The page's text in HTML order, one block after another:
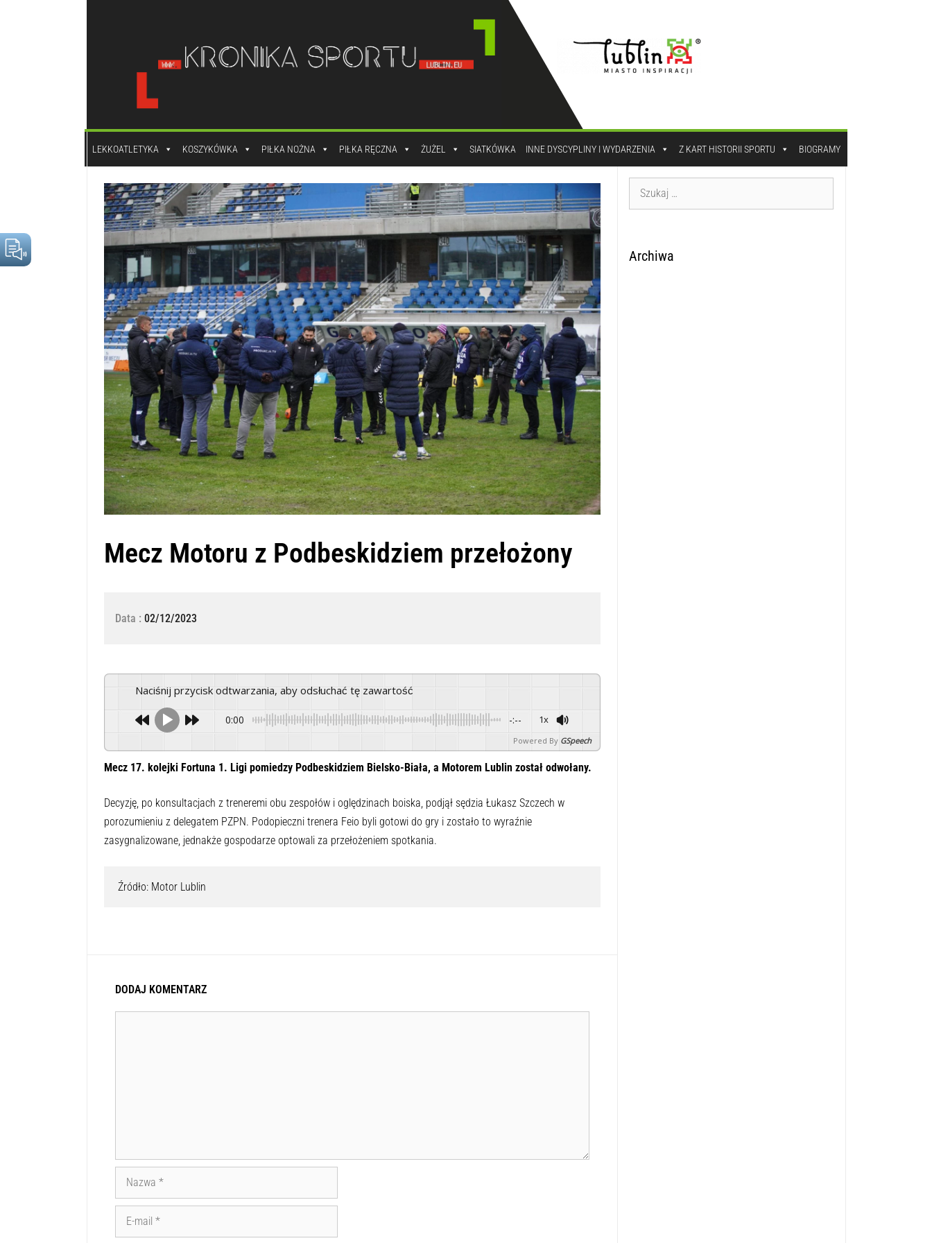
LEKKOATLETYKA KOSZYKÓWKA PIŁKA NOŻNA PIŁKA RĘCZNA ŻUŻEL SIATKÓWKA INNE DYSCYPLINY I WYDARZENIA Z KART HISTORII SPORTU BIOGRAMY
Mecz Motoru z Podbeskidziem przełożony
Data : 02/12/2023
Naciśnij przycisk odtwarzania, aby odsłuchać tę zawartość
0:00 -:-- 1x
Powered By GSpeech
Mecz 17. kolejki Fortuna 1. Ligi pomiedzy Podbeskidziem Bielsko-Biała, a Motorem Lublin został odwołany.
Decyzję, po konsultacjach z treneremi obu zespołów i oględzinach boiska, podjął sędzia Łukasz Szczech w
porozumieniu z delegatem PZPN. Podopieczni trenera Feio byli gotowi do gry i zostało to wyraźnie
zasygnalizowane, jednakże gospodarze optowali za przełożeniem spotkania.
Źródło: Motor Lublin
DODAJ KOMENTARZ
Archiwa